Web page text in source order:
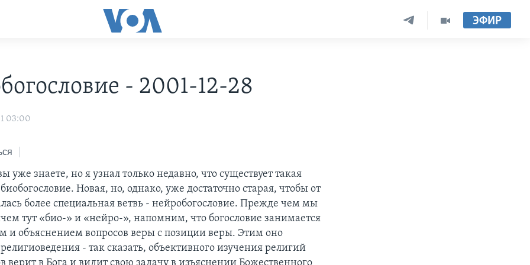
ЭФИР
- 2001-12-28
03:00
уже знаете, но я узнал только недавно, что существует такая
Новая, но, однако, уже достаточно старая, чтобы от
более специальная ветвь - нейробогословие. Прежде чем мы
тут «био-» и «нейро-», напомним, что богословие занимается
и объяснением вопросов веры с позиции веры. Этим оно
религиоведения - так сказать, объективного изучения религий